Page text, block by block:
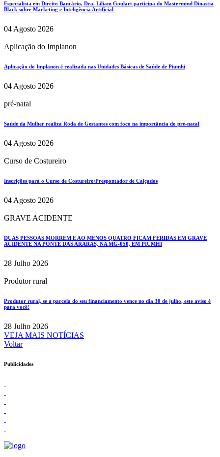
Especialista em Direito Bancário, Dra. Liliam Goulart participa do Mastermind Dinastia
Black sobre Marketing e Inteligência Artificial
04 Agosto 2026
Aplicação do Implanon
Aplicação do Implanon é realizada nas Unidades Básicas de Saúde de Piumhi
04 Agosto 2026
pré-natal
Saúde da Mulher realiza Roda de Gestantes com foco na importância do pré-natal
04 Agosto 2026
Curso de Costureiro
Inscrições para o Curso de Costureiro/Prespontador de Calçados
04 Agosto 2026
GRAVE ACIDENTE
DUAS PESSOAS MORREM E AO MENOS QUATRO FICAM FERIDAS EM GRAVE
ACIDENTE NA PONTE DAS ARARAS, NA MG-050, EM PIUMHI
28 Julho 2026
Produtor rural
Produtor rural, se a parcela do seu financiamento vence no dia 30 de julho, este aviso é
para você!
28 Julho 2026
VEJA MAIS NOTÍCIAS
Voltar
Publicidades